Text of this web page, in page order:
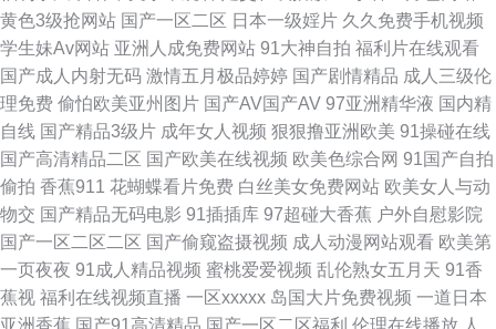
香蕉 ts性爱 黄色高清免费网站 深夜福利导航站 91撸啊撸 豆花观频在线观看
伊人影院9998 av高清不卡 成人小视频网站 人妖日B视频 亚洲中文黄色网址
ass国产 91校花宝儿在线 午夜免费体验 韩国福利电影院 麻豆久久 欧美成人
手机版 国产第页 日韩理论在线 伪娘自慰視频网站 久久青青草网站 亚洲黑料
区 91主播福利视频 豆花tv在线 韩国色色av 欧美瑟瑟 深夜福利视频网 亚洲
97在线 91社区免费视频 超碰青青操 九九热这里只有 黄色18禁视频 欧美日
黄色3级抢网站 国产一区二区 日本一级婬片 久久免费手机视频
学生妹Av网站 亚洲人成免费网站 91大神自拍 福利片在线观看
国产成人内射无码 激情五月极品婷婷 国产剧情精品 成人三级伦
理免费 偷怕欧美亚州图片 国产AV国产AV 97亚洲精华液 国内精
自线 国产精品3级片 成年女人视频 狠狠撸亚洲欧美 91操碰在线
国产高清精品二区 国产欧美在线视频 欧美色综合网 91国产自拍
偷拍 香蕉911 花蝴蝶看片免费 白丝美女免费网站 欧美女人与动
物交 国产精品无码电影 91插插库 97超碰大香蕉 户外自慰影院
国产一区二区二区 国产偷窥盗摄视频 成人动漫网站观看 欧美第
一页夜夜 91成人精品视频 蜜桃爱爱视频 乱伦熟女五月天 91香
蕉视 福利在线视频直播 一区xxxxx 岛国大片免费视频 一道日本
亚洲香蕉 国产91高清精品 国产一区二区福利 伦理在线播放 人